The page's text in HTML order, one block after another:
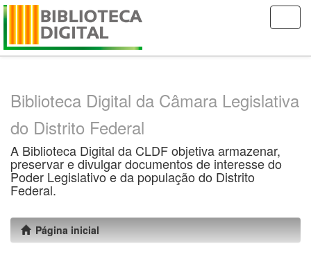
Skip
Biblioteca Digital da Câmara Legislativa
do Distrito Federal
A Biblioteca Digital da CLDF objetiva armazenar,
preservar e divulgar documentos de interesse do
Poder Legislativo e da população do Distrito
Federal.
Página inicial